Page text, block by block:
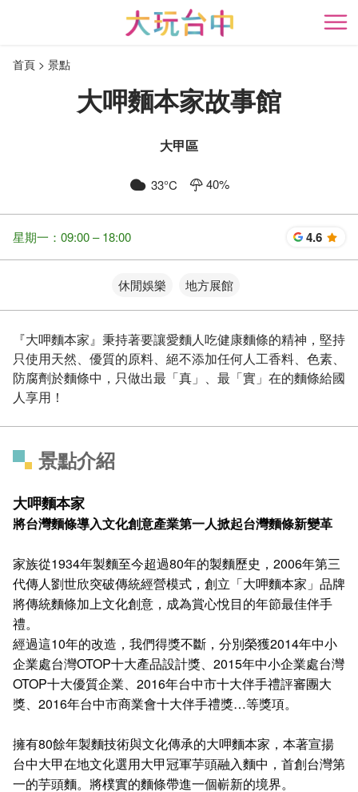
開
首頁 景點
大呷麵本家故事館
大甲區
33°C 40%
星期一：09:00 – 18:00 4.6 星
休閒娛樂 地方展館
『大呷麵本家』秉持著要讓愛麵人吃健康麵條的精神，堅持
只使用天然、優質的原料、絕不添加任何人工香料、色素、
防腐劑於麵條中，只做出最「真」、最「實」在的麵條給國
人享用！
景點介紹
大呷麵本家
將台灣麵條導入文化創意產業第一人掀起台灣麵條新變革
家族從1934年製麵至今超過80年的製麵歷史，2006年第三
代傳人劉世欣突破傳統經營模式，創立「大呷麵本家」品牌
將傳統麵條加上文化創意，成為賞心悅目的年節最佳伴手
禮。
經過這10年的改造，我們得獎不斷，分別榮獲2014年中小
企業處台灣OTOP十大產品設計獎、2015年中小企業處台灣
OTOP十大優質企業、2016年台中市十大伴手禮評審團大
獎、2016年台中市商業會十大伴手禮獎…等獎項。
擁有80餘年製麵技術與文化傳承的大呷麵本家，本著宣揚
台中大甲在地文化選用大甲冠軍芋頭融入麵中，首創台灣第
一的芋頭麵。將樸實的麵條帶進一個嶄新的境界。